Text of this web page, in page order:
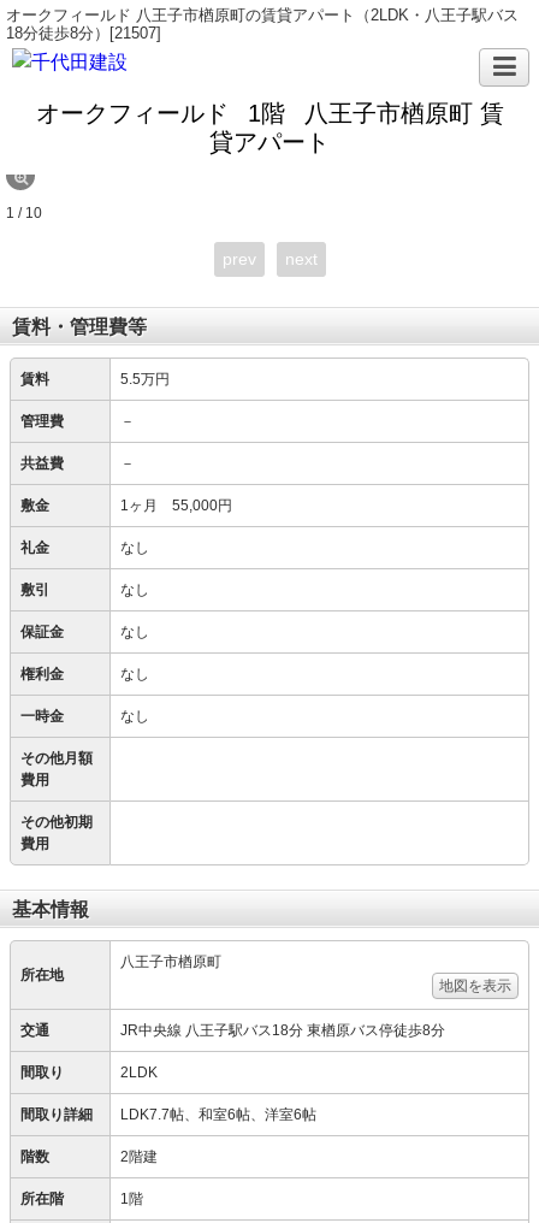
オークフィールド 八王子市楢原町の賃貸アパート（2LDK・八王子駅バス
18分徒歩8分）[21507]
オークフィールド 1階
八王子市楢原町 賃
貸アパート
1 / 10
prev next
賃料・管理費等
賃料 5.5万円
管理費 －
共益費 －
敷金 1ヶ月 55,000円
礼金 なし
敷引 なし
保証金 なし
権利金 なし
一時金 なし
その他月額
費用
その他初期
費用
基本情報
所在地
八王子市楢原町
地図を表示
交通 JR中央線 八王子駅バス18分 東楢原バス停徒歩8分
間取り 2LDK
間取り詳細 LDK7.7帖、和室6帖、洋室6帖
階数 2階建
所在階 1階